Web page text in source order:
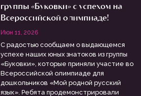
группы «Буковки» с успехом на
Всероссийской олимпиаде!
Июн 11, 2026
С радостью сообщаем о выдающемся
успехе наших юных знатоков из группы
«Буковки», которые приняли участие во
Всероссийской олимпиаде для
дошкольников «Мой родной русский
язык». Ребята продемонстрировали